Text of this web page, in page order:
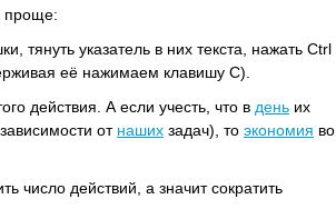
тянуть указатель в них текста, нажать Ctrl
её нажимаем клавишу С).
действия. А если учесть, что в день их
от наших задач), то экономия во
число действий, а значит сократить